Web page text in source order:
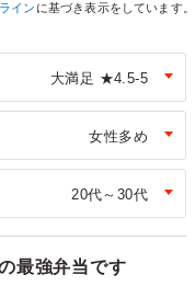
イン に基づき表示をしています。
最強弁当です